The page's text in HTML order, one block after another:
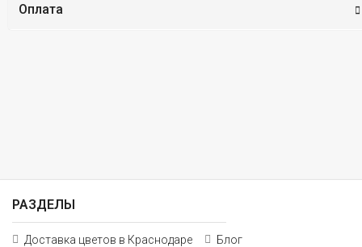
Оплата
РАЗДЕЛЫ
Доставка цветов в Краснодаре Блог